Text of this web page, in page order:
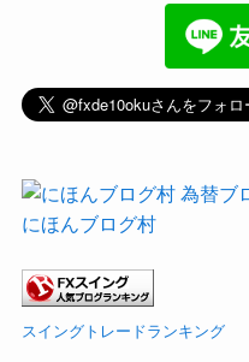
にほんブログ村
スイングトレードランキング